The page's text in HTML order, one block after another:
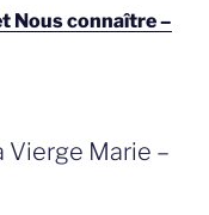
Nous connaître –
Vierge Marie –